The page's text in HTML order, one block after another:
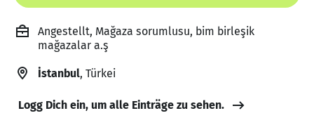
Angestellt, Mağaza sorumlusu, bim birleşik
mağazalar a.ş
İstanbul, Türkei
Logg Dich ein, um alle Einträge zu sehen.